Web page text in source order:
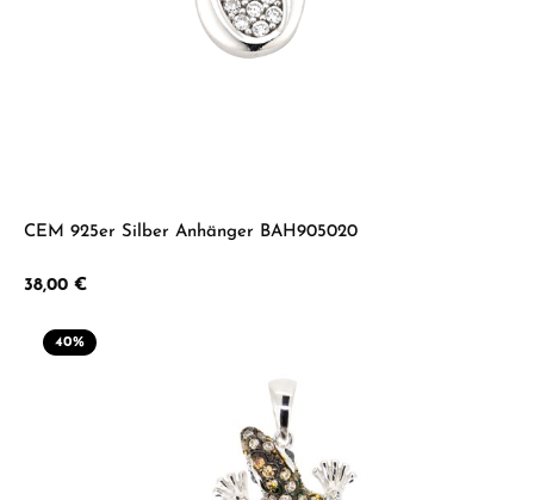
CEM 925er Silber Anhänger BAH905020
Regulärer Preis:
38,00 €
40%